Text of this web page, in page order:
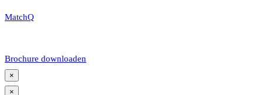
MatchQ
Brochure downloaden
×
×